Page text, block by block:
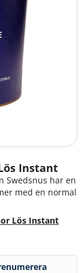
Instant
Swedsnus har en
med en normal
Lös Instant